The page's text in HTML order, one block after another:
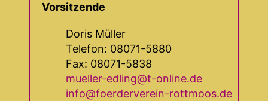
Vorsitzende
Doris Müller
Telefon: 08071-5880
Fax: 08071-5838
mueller-edling@t-online.de
info@foerderverein-rottmoos.de